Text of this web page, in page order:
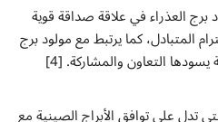
العذراء في علاقة صداقة قوية
المتبادل، كما يرتبط مع مولود برج
التعاون والمشاركة. [4]
تدل على توافق الأبراج الصينية مع